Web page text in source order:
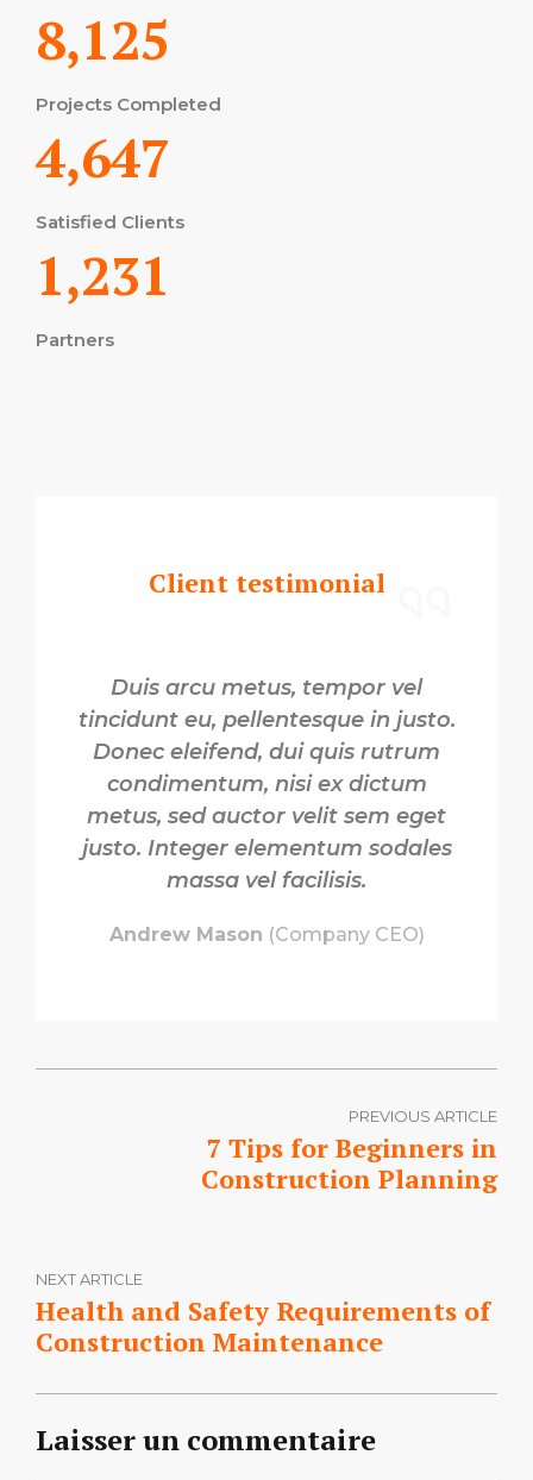
8,125
Projects Completed
4,647
Satisfied Clients
1,231
Partners
Client testimonial
Duis arcu metus, tempor vel
tincidunt eu, pellentesque in justo.
Donec eleifend, dui quis rutrum
condimentum, nisi ex dictum
metus, sed auctor velit sem eget
justo. Integer elementum sodales
massa vel facilisis.
Andrew Mason (Company CEO)
PREVIOUS ARTICLE
7 Tips for Beginners in
Construction Planning
NEXT ARTICLE
Health and Safety Requirements of
Construction Maintenance
Laisser un commentaire